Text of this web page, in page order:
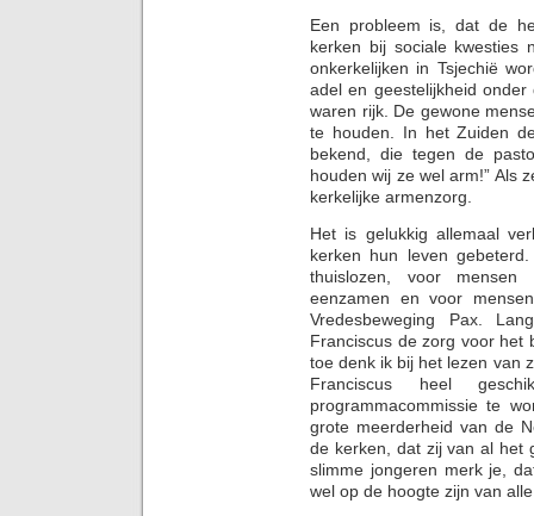
Een probleem is, dat de
kerken bij sociale kwesties
onkerkelijken in Tsjechië
adel en geestelijkheid
waren rijk. De gewone
te houden. In het Zuiden
bekend, die tegen de
houden wij ze wel arm!” Als
kerkelijke armenzorg.
Het is gelukkig allemaal
kerken hun leven
thuislozen, voor
eenzamen en voor
Vredesbeweging Pax.
Franciscus de zorg voor het
toe denk ik bij het lezen van
Franciscus heel
programmacommissie te
grote meerderheid van de
de kerken, dat zij van al het
slimme jongeren merk je,
wel op de hoogte zijn van